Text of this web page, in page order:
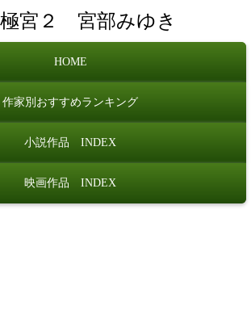
宮２ 宮部みゆき
HOME
作家別おすすめランキング
小説作品 INDEX
映画作品 INDEX